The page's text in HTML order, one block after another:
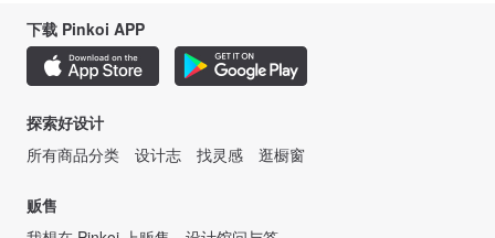
下载 Pinkoi APP
探索好设计
所有商品分类
设计志 找灵感 逛橱窗
贩售